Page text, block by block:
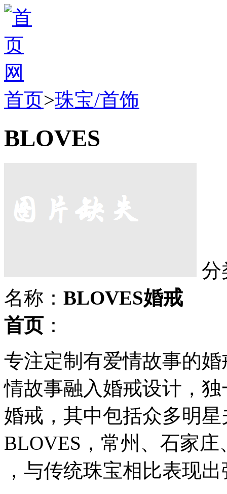
首页>珠宝/首饰
BLOVES
分
名称： BLOVES婚戒
首页 ：
专注定制有爱情故事的
情故事融入婚戒设计，
婚戒，其中包括众多明
BLOVES，常州、石家
，与传统珠宝相比表现